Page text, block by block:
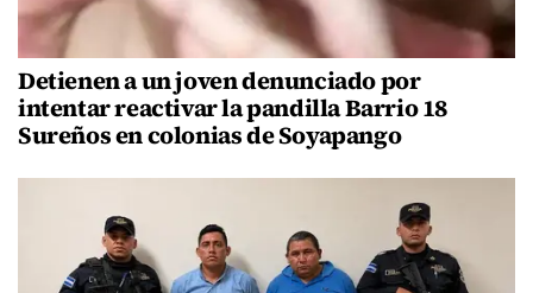
Detienen a un joven denunciado por
intentar reactivar la pandilla Barrio 18
Sureños en colonias de Soyapango